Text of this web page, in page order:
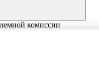
комиссии